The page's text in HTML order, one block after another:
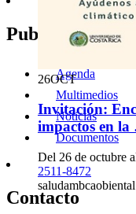
Canal de YouTube:
Del 26 al 29 de
2511-1919
ycpc
26OCT
Invitación:
impactos en
Del 26 de octubre
2511-8472
saludambcaob
Publicaciones
Agenda
Multimedios
Noticias
Documentos
Contacto